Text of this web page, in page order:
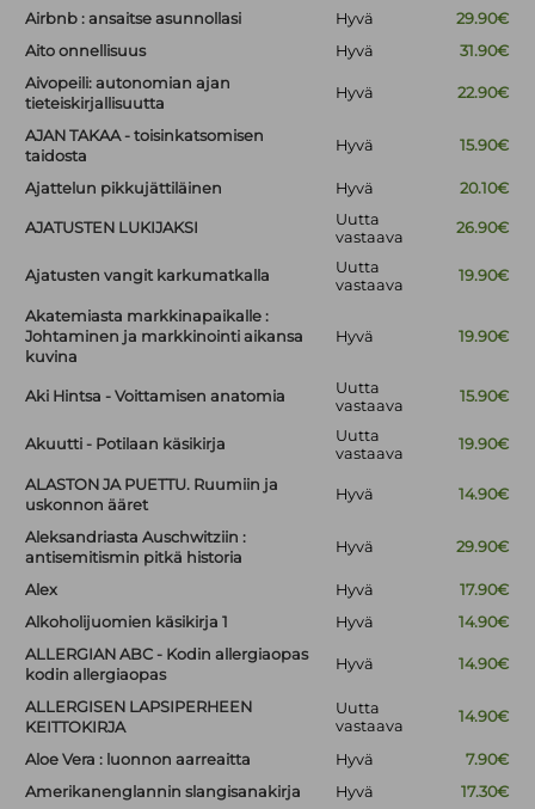
Airbnb : ansaitse asunnollasi
Hyvä
29.90€
Aito onnellisuus
Hyvä
31.90€
Aivopeili: autonomian ajan
tieteiskirjallisuutta
Hyvä 22.90€
AJAN TAKAA - toisinkatsomisen
taidosta
Hyvä 15.90€
Ajattelun pikkujättiläinen Hyvä 20.10€
AJATUSTEN LUKIJAKSI
Uutta
vastaava
26.90€
Ajatusten vangit karkumatkalla
Uutta
vastaava
19.90€
Akatemiasta markkinapaikalle :
Johtaminen ja markkinointi aikansa
kuvina
Hyvä 19.90€
Aki Hintsa - Voittamisen anatomia
Uutta
vastaava
15.90€
Akuutti - Potilaan käsikirja
Uutta
vastaava
19.90€
ALASTON JA PUETTU. Ruumiin ja
uskonnon ääret
Hyvä 14.90€
Aleksandriasta Auschwitziin :
antisemitismin pitkä historia
Hyvä 29.90€
Alex Hyvä
17.90€
Alkoholijuomien käsikirja 1
Hyvä
14.90€
ALLERGIAN ABC - Kodin allergiaopas
kodin allergiaopas
Hyvä 14.90€
ALLERGISEN LAPSIPERHEEN
KEITTOKIRJA
Uutta
vastaava
14.90€
Aloe Vera : luonnon aarreaitta Hyvä
7.90€
Amerikanenglannin slangisanakirja
Hyvä
17.30€